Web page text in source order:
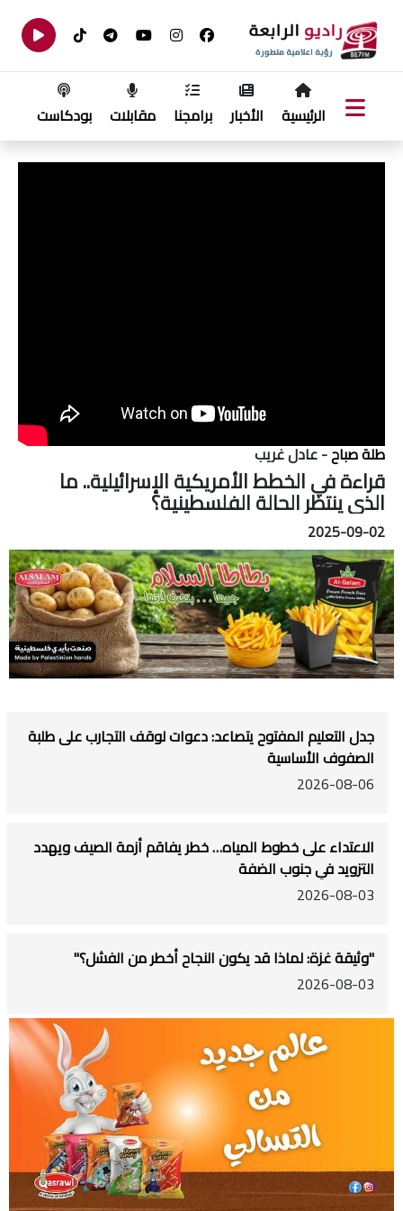
الرئيسية الأخبار برامجنا مقابلات بودكاست
طلة صباح- عادل غريب
قراءة في الخطط الأمريكية الإسرائيلية.. ما
الذي ينتظر الحالة الفلسطينية؟
2025-09-02
جدل التعليم المفتوح يتصاعد: دعوات لوقف التجارب على طلبة
الصفوف الأساسية
2026-08-06
الاعتداء على خطوط المياه… خطر يفاقم أزمة الصيف ويهدد
التزويد في جنوب الضفة
2026-08-03
"وثيقة غزة: لماذا قد يكون النجاح أخطر من الفشل؟"
2026-08-03